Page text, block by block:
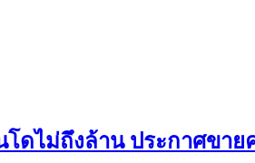
ดไม่ถึงล้าน ประกาศขา